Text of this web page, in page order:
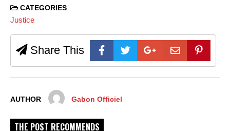
CATEGORIES
Justice
Share This
AUTHOR Gabon Officiel
THE POST RECOMMENDS